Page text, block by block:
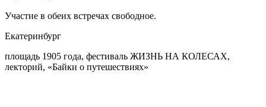
Участие в обеих встречах свободное.
Екатеринбург
площадь 1905 года, фестиваль ЖИЗНЬ НА КОЛЕСАХ,
лекторий, «Байки о путешествиях»